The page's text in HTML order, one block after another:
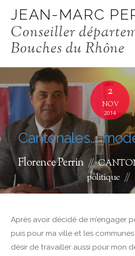
JEAN-MARC
Conseiller
Bouches du Rhône
2
NOV
2014
Cantonales….
Florence Perrin
politique
Après avoir décidé de m’engager
puis pour ma ville et les communes
désir de travailler aussi pour mon